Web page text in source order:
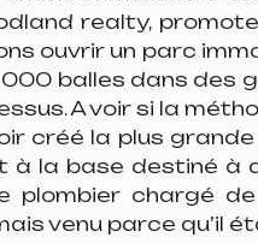
realty,
ouvrir un parc
balles dans des
A voir si la
créé la plus
à la base destiné à
plombier chargé
venu parce qu’il